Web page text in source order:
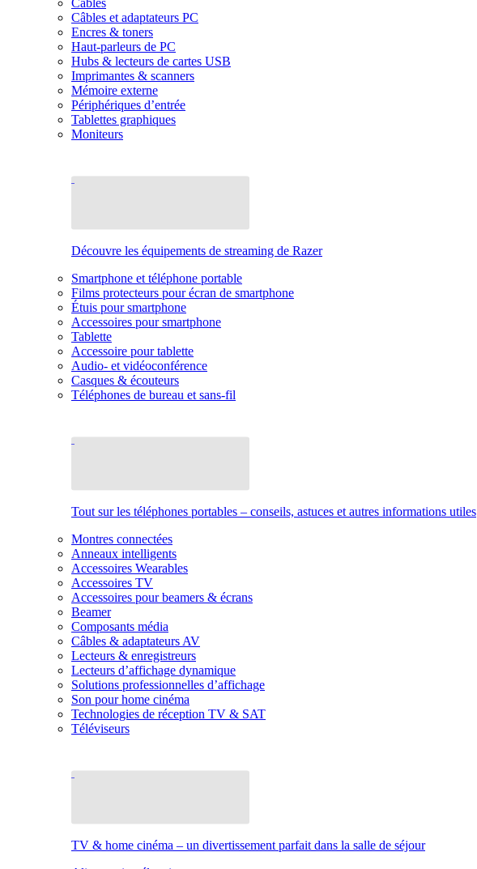
Câbles
Câbles et adaptateurs PC
Encres & toners
Haut-parleurs de PC
Hubs & lecteurs de cartes USB
Imprimantes & scanners
Mémoire externe
Périphériques d’entrée
Tablettes graphiques
Moniteurs
Découvre les équipements de streaming de Razer
Smartphone et téléphone portable
Films protecteurs pour écran de smartphone
Étuis pour smartphone
Accessoires pour smartphone
Tablette
Accessoire pour tablette
Audio- et vidéoconférence
Casques & écouteurs
Téléphones de bureau et sans-fil
Tout sur les téléphones portables – conseils, astuces et autres informations utiles
Montres connectées
Anneaux intelligents
Accessoires Wearables
Accessoires TV
Accessoires pour beamers & écrans
Beamer
Composants média
Câbles & adaptateurs AV
Lecteurs & enregistreurs
Lecteurs d’affichage dynamique
Solutions professionnelles d’affichage
Son pour home cinéma
Technologies de réception TV & SAT
Téléviseurs
TV & home cinéma – un divertissement parfait dans la salle de séjour